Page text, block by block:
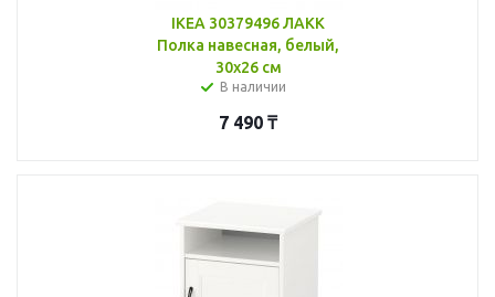
IKEA 30379496 ЛАКК
Полка навесная, белый,
30x26 см
В наличии
7 490 ₸